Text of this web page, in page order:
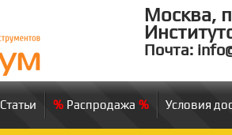
Москва,
Почта:
Статьи Распродажа Условия